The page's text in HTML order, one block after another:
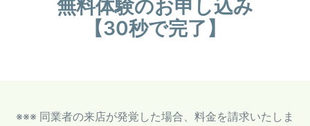
無料体験のお申し込み
【30秒で完了】
※※※ 同業者の来店が発覚した場合、料金を請求いたしま